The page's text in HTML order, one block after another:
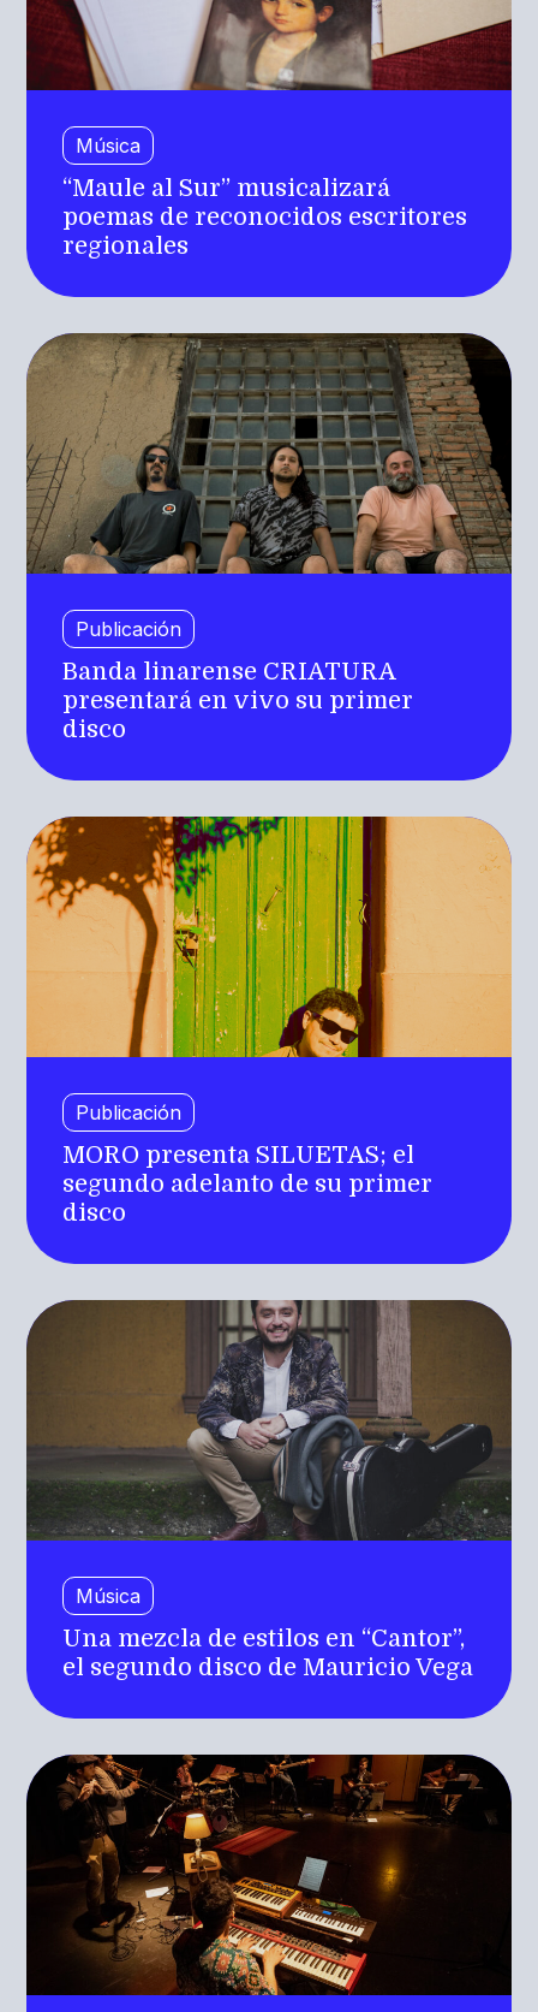
Música
“Maule al Sur” musicalizará
poemas de reconocidos escritores
regionales
Publicación
Banda linarense CRIATURA
presentará en vivo su primer
disco
Publicación
MORO presenta SILUETAS; el
segundo adelanto de su primer
disco
Música
Una mezcla de estilos en “Cantor”,
el segundo disco de Mauricio Vega